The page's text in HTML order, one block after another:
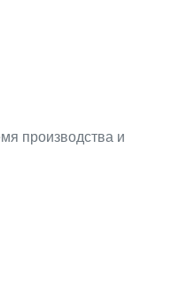
производства и